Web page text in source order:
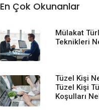
En Çok Okunanlar
Mülakat
Teknikleri
Tüzel Kişi
Tüzel Kişi
Koşulları